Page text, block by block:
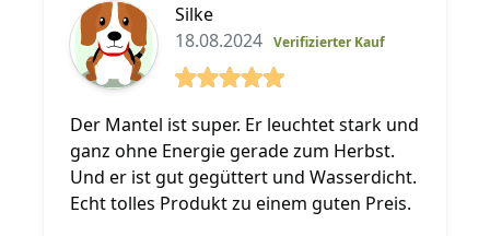
Silke
18.08.2024 Verifizierter Kauf
Der Mantel ist super. Er leuchtet stark und
ganz ohne Energie gerade zum Herbst.
Und er ist gut gegüttert und Wasserdicht.
Echt tolles Produkt zu einem guten Preis.